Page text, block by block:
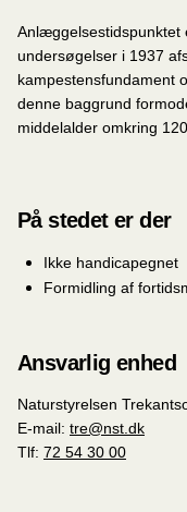
Anlæggelsestidspunktet
undersøgelser i 1937
kampestensfundament
denne baggrund
middelalder omkring
På stedet er der
Ikke handicapegnet
Formidling af
Ansvarlig enhed
Naturstyrelsen
E-mail: tre@nst.dk
Tlf: 72 54 30 00